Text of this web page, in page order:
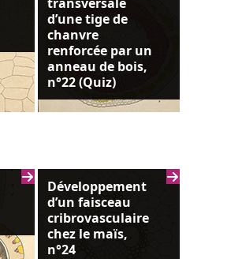
d’une tige de
chanvre
renforcée par un
anneau de bois,
n°22 (Quiz)
Développement
d’un faisceau
cribrovasculaire
chez le maïs,
n°24